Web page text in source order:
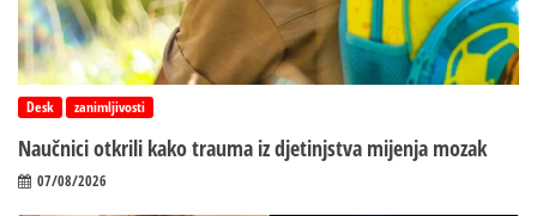
Desk zanimljivosti
Naučnici otkrili kako trauma iz d‌jetinjstva mijenja mozak
07/08/2026